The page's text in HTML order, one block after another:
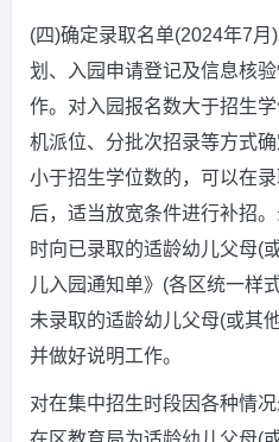
(四)确定录取名单(2024年7
划、入园申请登记及信息核
作。对入园报名数大于招生
机派位、分批次招录等方式
小于招生学位数的，可以在
后，适当放宽条件进行补招
时向已录取的适龄幼儿父母(
儿入园通知单》(各区统一样
未录取的适龄幼儿父母(或其
并做好说明工作。
对在集中招生时段因各种情